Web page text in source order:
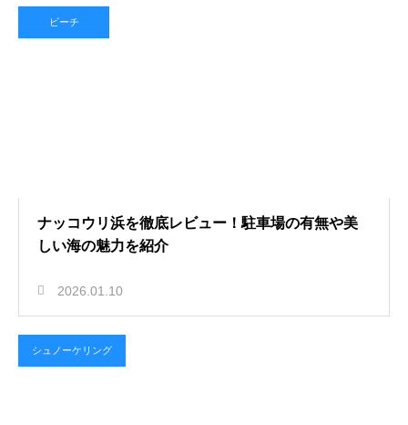
ビーチ
ナッコウリ浜を徹底レビュー！駐車場の有無や美
しい海の魅力を紹介
2026.01.10
シュノーケリング